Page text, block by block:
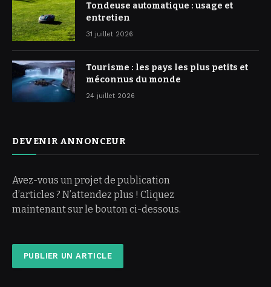
Tondeuse automatique : usage et
entretien
31 juillet 2026
Tourisme : les pays les plus petits et
méconnus du monde
24 juillet 2026
DEVENIR ANNONCEUR
Avez-vous un projet de publication
d’articles ? N’attendez plus ! Cliquez
maintenant sur le bouton ci-dessous.
PUBLIER UN ARTICLE